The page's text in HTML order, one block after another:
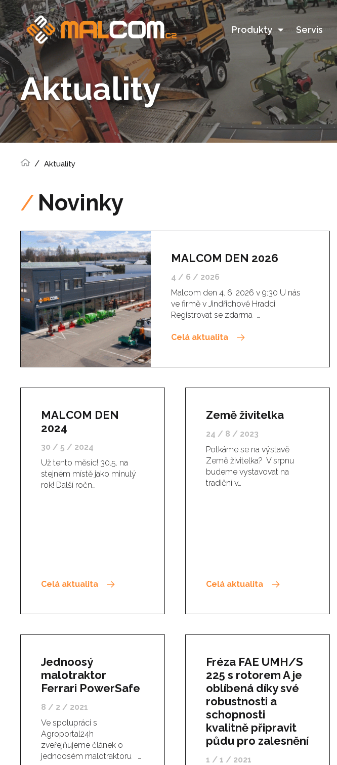
Produkty Servis
Aktuality
Aktuality
Novinky
MALCOM DEN 2026
4 / 6 / 2026
Malcom den 4. 6. 2026 v 9:30 U nás
ve firmě v Jindřichově Hradci
Registrovat se zdarma …
Celá aktualita
MALCOM DEN
2024
30 / 5 / 2024
Už tento měsíc! 30.5. na
stejném místě jako minulý
rok! Další ročn…
Celá aktualita
Země živitelka
24 / 8 / 2023
Potkáme se na výstavě
Země živitelka? V srpnu
budeme vystavovat na
tradiční v…
Celá aktualita
Jednoosý
malotraktor
Ferrari PowerSafe
8 / 2 / 2021
Ve spolupráci s
Agroportal24h
zveřejňujeme článek o
jednoosém malotraktoru …
Fréza FAE UMH/S
225 s rotorem A je
oblíbená díky své
robustnosti a
schopnosti
kvalitně připravit
půdu pro zalesnění
1 / 1 / 2021